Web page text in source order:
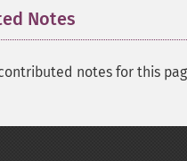
Notes
notes for this